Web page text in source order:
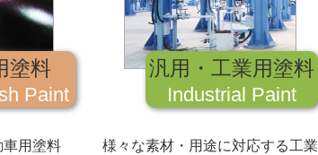
塗料
Paint
車用塗料
汎用・工業用塗料
Industrial Paint
様々な素材・用途に対応する工業